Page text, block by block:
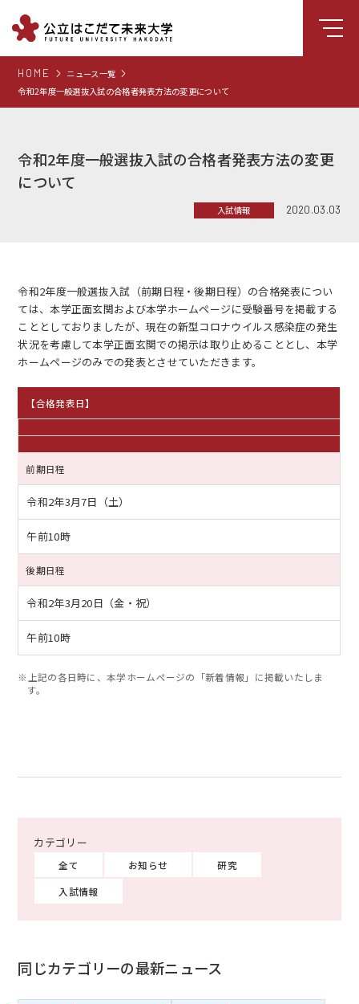
コンセプト動画
大学について
就職支援
図書館
受験生向け情報
HOME
ニュース一覧
令和2年度一般選抜入試の合格者発表方法の変更について
令和2年度一般選抜入試の合格者発表方法の変更
について
入試情報 2020.03.03
令和2年度一般選抜入試（前期日程・後期日程）の合格発表につい
ては、本学正面玄関および本学ホームページに受験番号を掲載する
こととしておりましたが、現在の新型コロナウイルス感染症の発生
状況を考慮して本学正面玄関での掲示は取り止めることとし、本学
ホームページのみでの発表とさせていただきます。
【合格発表日】
前期日程
令和2年3月7日（土）
午前10時
後期日程
令和2年3月20日（金・祝）
午前10時
※上記の各日時に、本学ホームページの「新着情報」に掲載いたしま
す。
全て お知らせ
研究
入試情報
同じカテゴリーの最新ニュース